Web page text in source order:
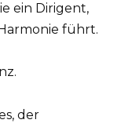
ein Dirigent,
führt.
der